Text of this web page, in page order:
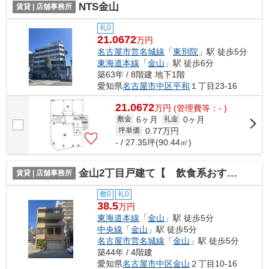
賃貸 | 店舗事務所 NTS金山
礼0
21.0672万円
名古屋市営名城線 「東別院 」駅 徒歩5分
東海道本線 「金山 」駅 徒歩6分
築63年 / 8階建 地下1階
愛知県名古屋市中区平和 １丁目23-16
21.0672万円 (管理費等：- )
敷金 6ヶ月 礼金 0ヶ月
坪単価 0.77万円
- / 27.35坪(90.44㎡)
賃貸 | 店舗事務所 金山2丁目戸建て【 飲食系おすすめ 】
敷0 礼0
38.5万円
東海道本線 「金山 」駅 徒歩5分
中央線 「金山 」駅 徒歩5分
名古屋市営名城線 「金山 」駅 徒歩5分
築44年 / 4階建
愛知県名古屋市中区金山 ２丁目10-16